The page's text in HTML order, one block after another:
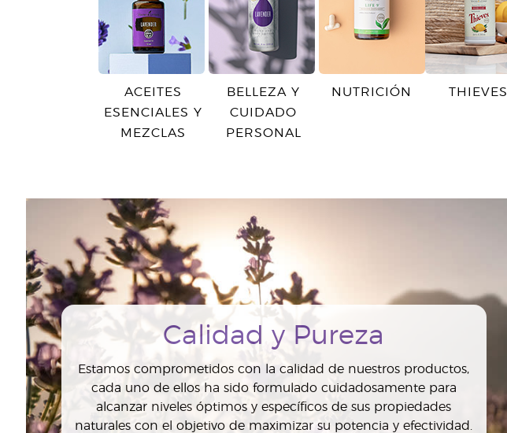
ACEITES
ESENCIALES Y
MEZCLAS
BELLEZA Y
CUIDADO
PERSONAL
NUTRICIÓN THIEVES
Calidad y Pureza
Estamos comprometidos con la calidad de nuestros productos,
cada uno de ellos ha sido formulado cuidadosamente para
alcanzar niveles óptimos y específicos de sus propiedades
naturales con el objetivo de maximizar su potencia y efectividad.